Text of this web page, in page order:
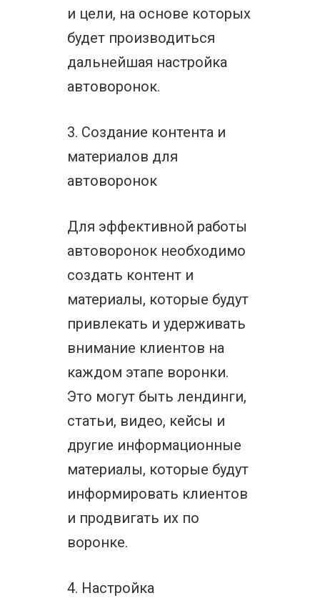
и цели, на основе которых
будет производиться
дальнейшая настройка
автоворонок.
3. Создание контента и
материалов для
автоворонок
Для эффективной работы
автоворонок необходимо
создать контент и
материалы, которые будут
привлекать и удерживать
внимание клиентов на
каждом этапе воронки.
Это могут быть лендинги,
статьи, видео, кейсы и
другие информационные
материалы, которые будут
информировать клиентов
и продвигать их по
воронке.
4. Настройка